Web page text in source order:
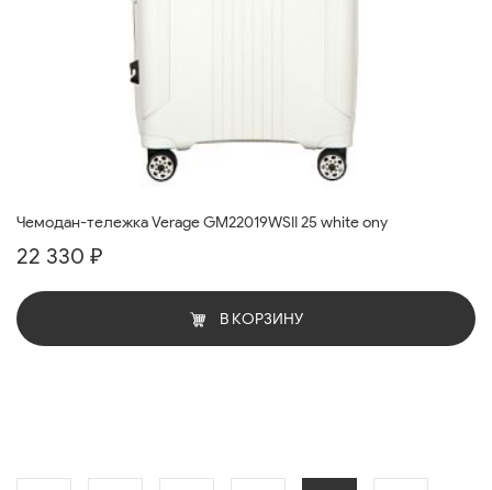
Чемодан-тележка Verage GM22019WSII 25 white ony
22 330 ₽
В КОРЗИНУ